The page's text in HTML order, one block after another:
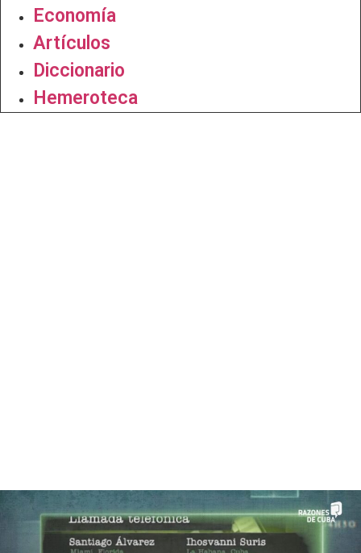
Economía
Artículos
Diccionario
Hemeroteca